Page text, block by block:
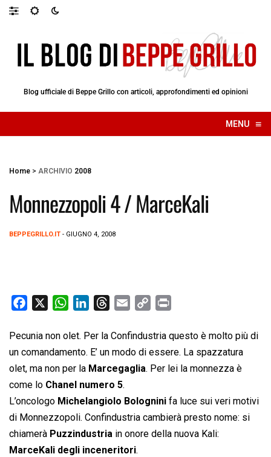
Blog ufficiale di Beppe Grillo con articoli, approfondimenti ed opinioni
MENU ≡
☰
Home > ARCHIVIO 2008
Monnezzopoli 4 / MarceKali
BEPPEGRILLO.IT - GIUGNO 4, 2008
c
e
b
o
o
k
W
a
t
s
A
p
p
n
k
e
d
I
n
r
e
a
d
s
a
i
l
p
y
L
n
k
i
n
t
Pecunia non olet. Per la Confindustria questo è molto più di
un comandamento. E’ un modo di essere. La spazzatura
olet, ma non per la Marcegaglia. Per lei la monnezza è
come lo Chanel numero 5.
L’oncologo Michelangiolo Bolognini fa luce sui veri motivi
di Monnezzopoli. Confindustria cambierà presto nome: si
chiamerà Puzzindustria in onore della nuova Kali:
MarceKali degli inceneritori.